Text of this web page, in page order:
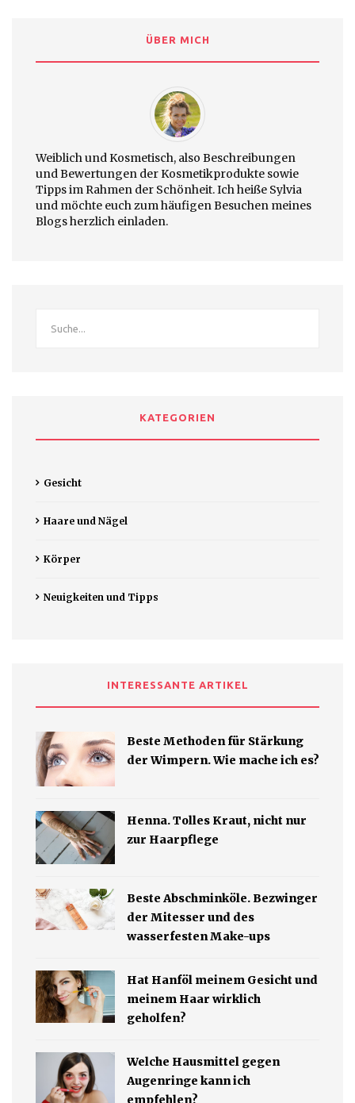
ÜBER MICH
Weiblich und Kosmetisch, also Beschreibungen
und Bewertungen der Kosmetikprodukte sowie
Tipps im Rahmen der Schönheit. Ich heiße Sylvia
und möchte euch zum häufigen Besuchen meines
Blogs herzlich einladen.
KATEGORIEN
Gesicht
Haare und Nägel
Körper
Neuigkeiten und Tipps
INTERESSANTE ARTIKEL
Beste Methoden für Stärkung
der Wimpern. Wie mache ich es?
Henna. Tolles Kraut, nicht nur
zur Haarpflege
Beste Abschminköle. Bezwinger
der Mitesser und des
wasserfesten Make-ups
Hat Hanföl meinem Gesicht und
meinem Haar wirklich
geholfen?
Welche Hausmittel gegen
Augenringe kann ich
empfehlen?